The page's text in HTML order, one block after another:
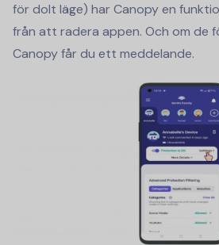
för dolt läge) har Canopy en
från att radera appen. Och om de
Canopy får du ett meddelande.